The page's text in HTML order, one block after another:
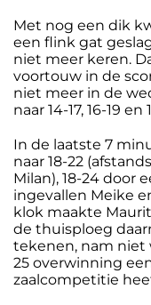
Met nog een dik
een flink gat
niet meer keren.
voortouw in de
niet meer in de
naar 14-17, 16-19 en
In de laatste 7
naar 18-22
Milan), 18-24 door
ingevallen Meike
klok maakte
de thuisploeg
tekenen, nam niet
25 overwinning
zaalcompetitie